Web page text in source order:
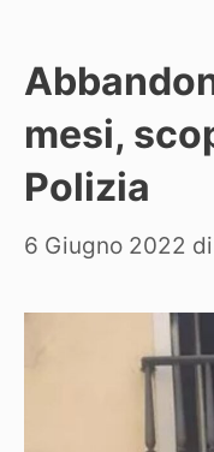
mesi,
Polizia
6 Giugno 2022 di